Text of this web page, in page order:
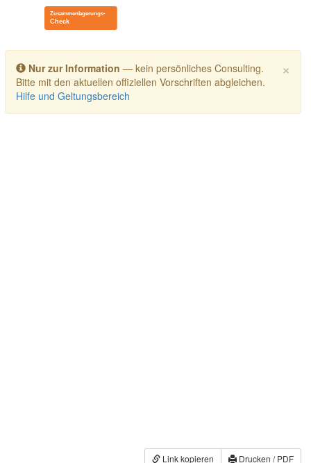
Toggle navigation
×
Nur zur Information — kein persönliches Consulting.
Bitte mit den aktuellen offiziellen Vorschriften abgleichen.
Hilfe und Geltungsbereich
Link kopieren Drucken / PDF